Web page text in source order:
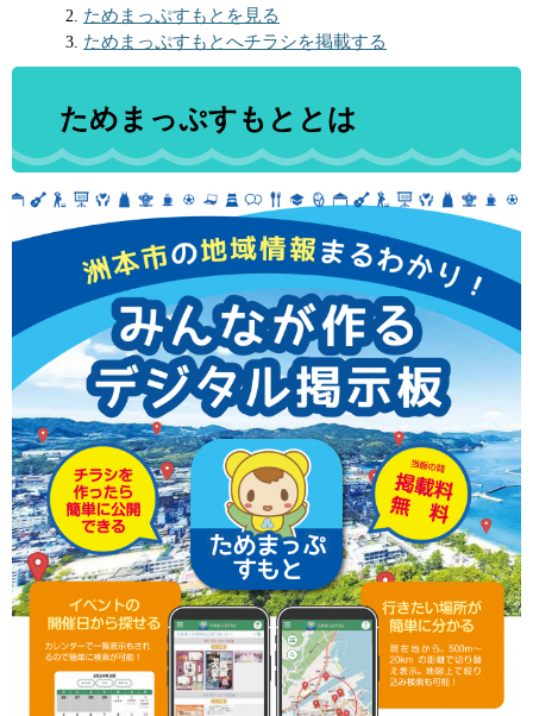
ためまっぷすもとを見る
ためまっぷすもとへチラシを掲載する
ためまっぷすもととは